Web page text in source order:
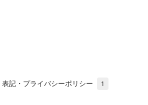
記・プライバシーポリシー 1